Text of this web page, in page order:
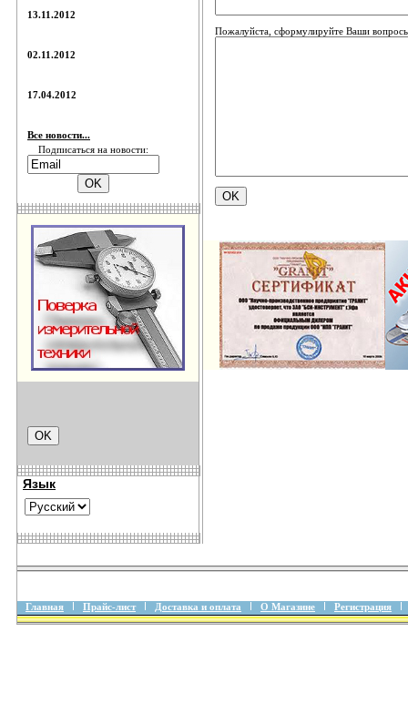
13.11.2012
02.11.2012
17.04.2012
Все новости...
Подписаться на новости:
Язык
Пожалуйста, сформулируйте Ваши
Главная Прайс-лист Доставка и оплата О Магазине Регистрация